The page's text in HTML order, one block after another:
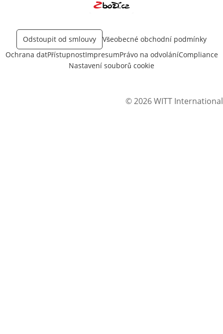
Odstoupit od smlouvy
Všeobecné obchodní podmínky
Ochrana datPřístupnostImpresumPrávo na odvoláníCompliance
Nastavení souborů cookie
© 2026 WITT International